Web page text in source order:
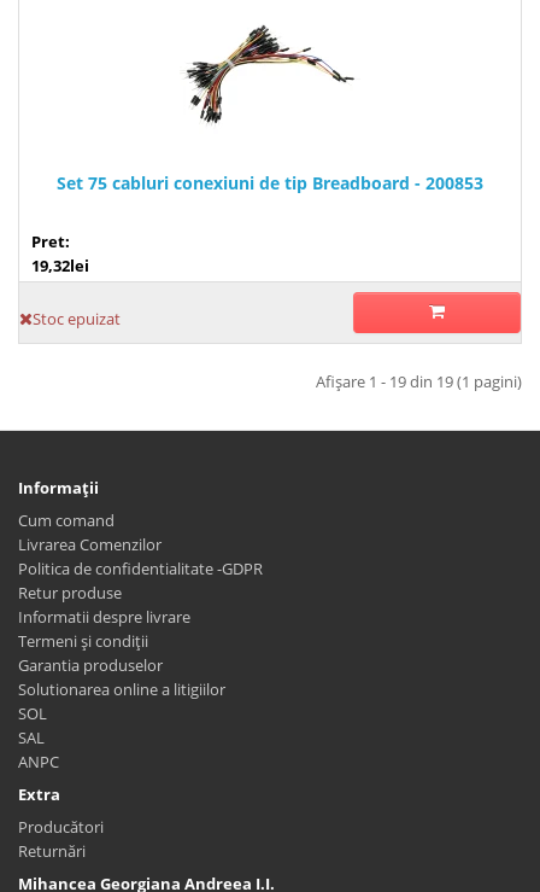
Set 75 cabluri conexiuni de tip Breadboard - 200853
Pret:
19,32lei
Stoc epuizat
Afişare 1 - 19 din 19 (1 pagini)
Informaţii
Cum comand
Livrarea Comenzilor
Politica de confidentialitate -GDPR
Retur produse
Informatii despre livrare
Termeni și condiții
Garantia produselor
Solutionarea online a litigiilor
SOL
SAL
ANPC
Extra
Producători
Returnări
Mihancea Georgiana Andreea I.I.